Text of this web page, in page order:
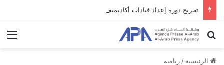
بحث عن
الرئيسية / رياضة